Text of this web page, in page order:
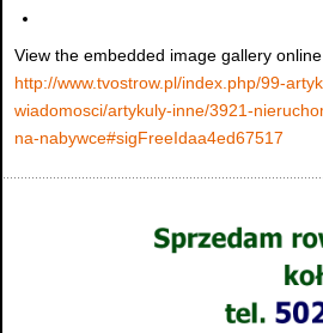
View the embedded image gallery
http://www.tvostrow.pl/index.php/99-
wiadomosci/artykuly-inne/3921-
na-nabywce#sigFreeIdaa4ed67517